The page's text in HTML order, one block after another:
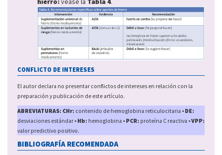
CONFLICTO DE INTERESES
El autor declara no presentar conflictos de intereses en relación con la
preparación y publicación de este artículo.
ABREVIATURAS: CHr: contenido de hemoglobina reticulocitaria • DE:
desviaciones estándar • Hb: hemoglobina • PCR: proteína C reactiva •VPP:
valor predictivo positivo.
BIBLIOGRAFÍA RECOMENDADA